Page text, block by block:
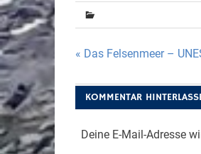
« Das Felsenmeer –
KOMMENTAR
Deine E-Mail-Adresse